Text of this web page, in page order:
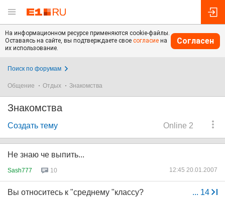
На информационном ресурсе применяются cookie-файлы.
Оставаясь на сайте, вы подтверждаете свое согласие на
их использование.
Согласен
Поиск по форумам
Общение Отдых Знакомства
Знакомства
Online 2
Создать тему
Не знаю че выпить...
Sash777 10 12:45 20.01.2007
... 14
Вы относитесь к "среднему "классу?